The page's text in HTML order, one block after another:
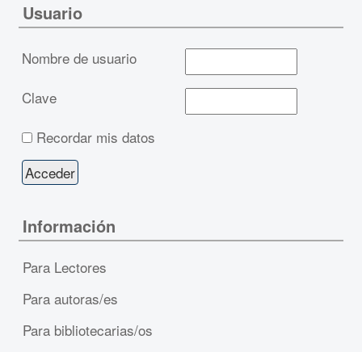
Usuario
Nombre de usuario
Clave
Recordar mis datos
Información
Para Lectores
Para autoras/es
Para bibliotecarias/os